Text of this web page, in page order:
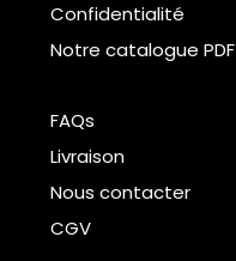
Confidentialité
Notre catalogue PDF
FAQs
Livraison
Nous contacter
CGV